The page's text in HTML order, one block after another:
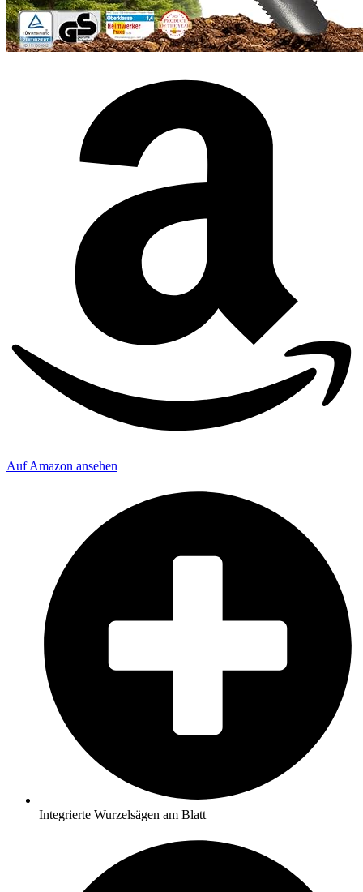
Auf Amazon ansehen
Integrierte Wurzelsägen am Blatt